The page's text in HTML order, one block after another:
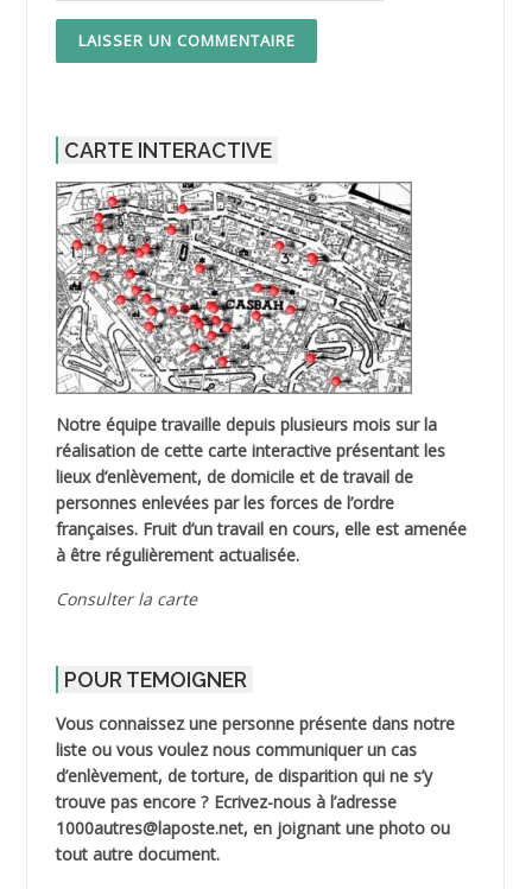
CARTE INTERACTIVE
Notre équipe travaille depuis plusieurs mois sur la
réalisation de cette carte interactive présentant les
lieux d’enlèvement, de domicile et de travail de
personnes enlevées par les forces de l’ordre
françaises. Fruit d’un travail en cours, elle est amenée
à être régulièrement actualisée.
Consulter la carte
POUR TEMOIGNER
Vous connaissez une personne présente dans notre
liste ou vous voulez nous communiquer un cas
d’enlèvement, de torture, de disparition qui ne s’y
trouve pas encore ? Ecrivez-nous à l’adresse
1000autres@laposte.net, en joignant une photo ou
tout autre document.